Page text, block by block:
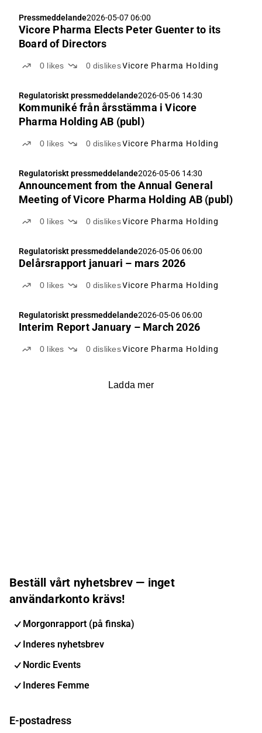
Pressmeddelande2026-05-07 06:00
Vicore Pharma Elects Peter Guenter to its
Board of Directors
0 likes 0 dislikes Vicore Pharma Holding
Regulatoriskt pressmeddelande2026-05-06 14:30
Kommuniké från årsstämma i Vicore
Pharma Holding AB (publ)
0 likes 0 dislikes Vicore Pharma Holding
Regulatoriskt pressmeddelande2026-05-06 14:30
Announcement from the Annual General
Meeting of Vicore Pharma Holding AB (publ)
0 likes 0 dislikes Vicore Pharma Holding
Regulatoriskt pressmeddelande2026-05-06 06:00
Delårsrapport januari – mars 2026
0 likes 0 dislikes Vicore Pharma Holding
Regulatoriskt pressmeddelande2026-05-06 06:00
Interim Report January – March 2026
0 likes 0 dislikes Vicore Pharma Holding
Ladda mer
Beställ vårt nyhetsbrev — inget
användarkonto krävs!
Morgonrapport (på finska)
Inderes nyhetsbrev
Nordic Events
Inderes Femme
E-postadress